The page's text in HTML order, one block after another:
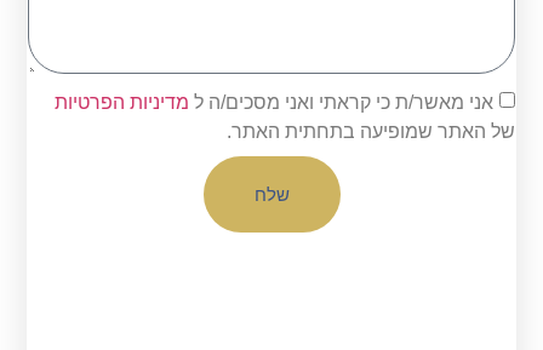
אני מאשר/ת כי קראתי ואני מסכים/ה ל מדיניות הפרטיות
של האתר שמופיעה בתחתית האתר.
שלח